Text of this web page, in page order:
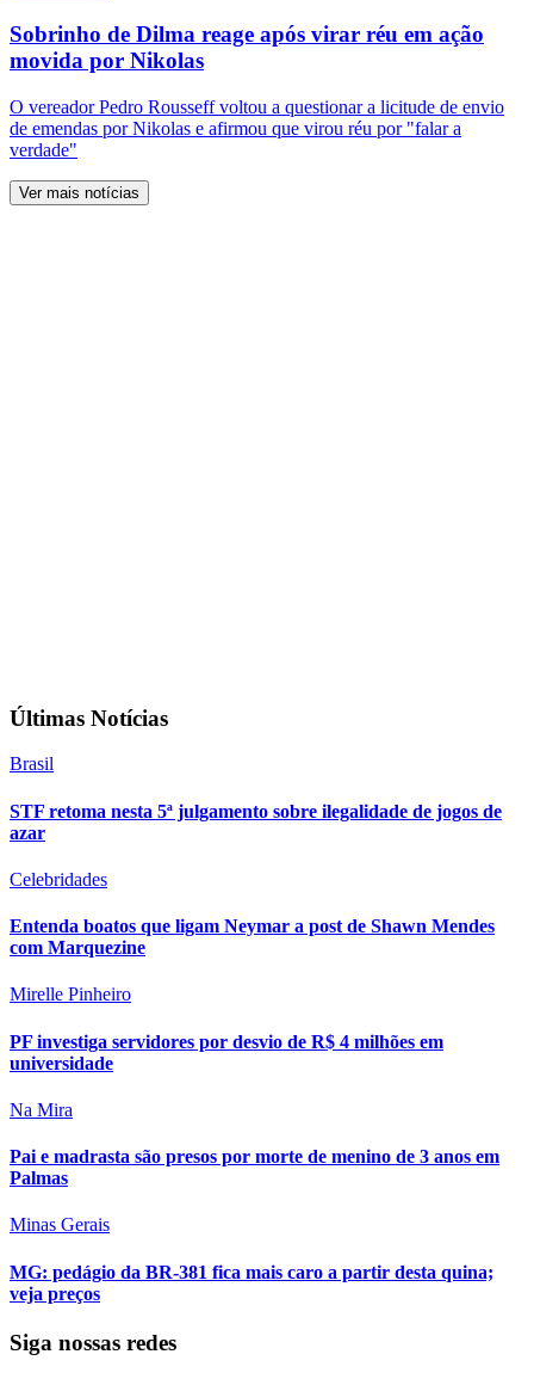
Sobrinho de Dilma reage após virar réu em ação
movida por Nikolas
O vereador Pedro Rousseff voltou a questionar a licitude de envio
de emendas por Nikolas e afirmou que virou réu por "falar a
verdade"
Ver mais notícias
Últimas Notícias
Brasil
STF retoma nesta 5ª julgamento sobre ilegalidade de jogos de
azar
Celebridades
Entenda boatos que ligam Neymar a post de Shawn Mendes
com Marquezine
Mirelle Pinheiro
PF investiga servidores por desvio de R$ 4 milhões em
universidade
Na Mira
Pai e madrasta são presos por morte de menino de 3 anos em
Palmas
Minas Gerais
MG: pedágio da BR-381 fica mais caro a partir desta quina;
veja preços
Siga nossas redes